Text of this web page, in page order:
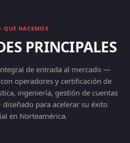
QUE HACEMOS
PRINCIPALES
de entrada al mercado —
operadores y certificación de
ingeniería, gestión de cuentas
para acelerar su éxito
en Norteamérica.